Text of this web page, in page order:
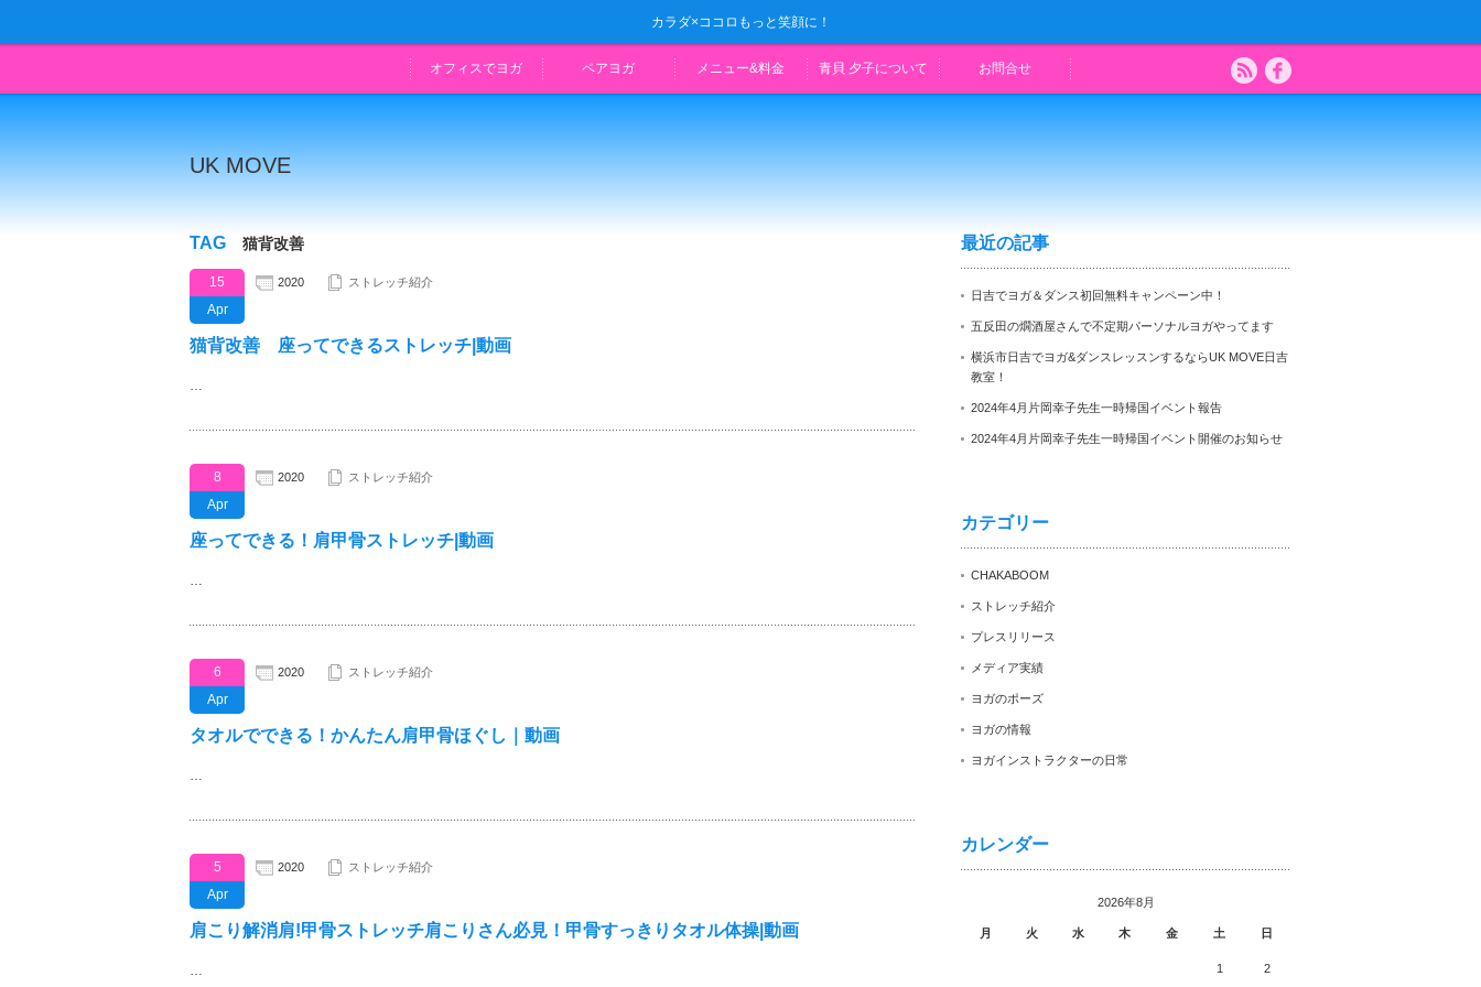
カラダ×ココロもっと笑顔に！
オフィスでヨガ ペアヨガ メニュー&料金 青貝 夕子について お問合せ
UK MOVE
TAG 猫背改善
15
Apr
2020 ストレッチ紹介
猫背改善 座ってできるストレッチ|動画
…
8
Apr
2020 ストレッチ紹介
座ってできる！肩甲骨ストレッチ|動画
…
6
Apr
2020 ストレッチ紹介
タオルでできる！かんたん肩甲骨ほぐし｜動画
…
5
Apr
2020 ストレッチ紹介
肩こり解消肩!甲骨ストレッチ肩こりさん必見！甲骨すっきりタオル体操|動画
…
最近の記事
日吉でヨガ＆ダンス初回無料キャンペーン中！
五反田の燗酒屋さんで不定期パーソナルヨガやってます
横浜市日吉でヨガ&ダンスレッスンするならUK MOVE日吉
教室！
2024年4月片岡幸子先生一時帰国イベント報告
2024年4月片岡幸子先生一時帰国イベント開催のお知らせ
カテゴリー
CHAKABOOM
ストレッチ紹介
プレスリリース
メディア実績
ヨガのポーズ
ヨガの情報
ヨガインストラクターの日常
カレンダー
2026年8月
月 火 水 木 金 土 日
1 2